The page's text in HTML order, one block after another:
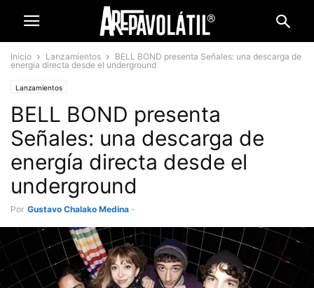
Inicio Lanzamientos
BELL BOND presenta Señales: una descarga de
energía directa desde el underground
Lanzamientos
BELL BOND presenta
Señales: una descarga de
energía directa desde el
underground
Por Gustavo Chalako Medina -